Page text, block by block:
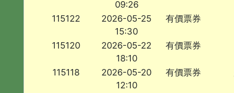
09:26
115122
2026-05-25
15:30
有價票券
115120
2026-05-22
18:10
有價票券
115118
2026-05-20
12:10
有價票券